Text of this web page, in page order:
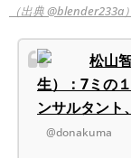
（出典 @blender233a）
松山
生）：7ミの
ンサルタント
@donakuma